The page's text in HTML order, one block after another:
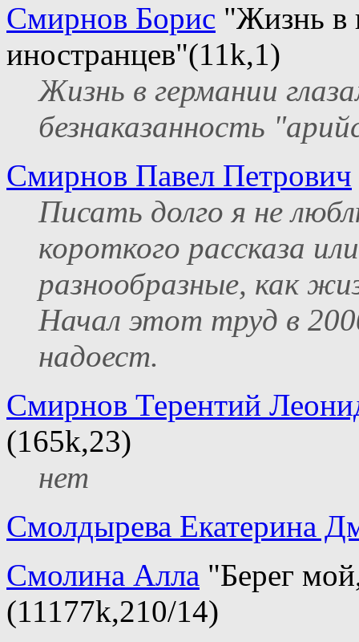
Смирнов Борис "Жизнь в
иностранцев"(11k,1)
Жизнь в германии
безнаказанность
Смирнов Павел Петрович
Писать долго я не
короткого рассказа
разнообразные, как
Начал этот труд в
надоест.
Смирнов Терентий
(165k,23)
нет
Смолдырева Екатерина
Смолина Алла "Берег
(11177k,210/14)